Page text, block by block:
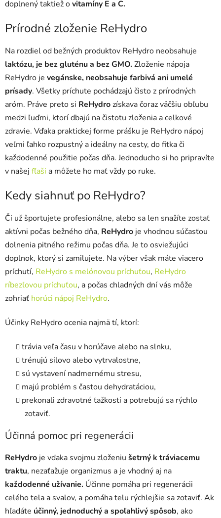
s
doplnený taktiež ovitamíny E a C.
Prírodné zloženie ReHydro
Na rozdiel od bežných produktov ReHydro neobsahuje
laktózu, je bez gluténu a bez GMO. Zloženie nápoja
ReHydro je vegánske, neobsahuje farbivá ani umelé
prísady. Všetky príchute pochádzajú čisto z prírodných
aróm. Práve preto si ReHydrozískava čoraz väčšiu obľubu
medzi ľuďmi, ktorí dbajú na čistotu zloženia a celkové
zdravie. Vďaka praktickej forme prášku je ReHydro nápoj
veľmi ľahko rozpustný a ideálny na cesty, do fitka či
každodenné použitie počas dňa. Jednoducho si ho pripravíte
v našej fľaši a môžete ho mať vždy po ruke.
Kedy siahnuť po ReHydro?
Či už športujete profesionálne, alebo sa len snažíte zostať
aktívni počas bežného dňa, ReHydro je vhodnou súčasťou
dolnenia pitného režimu počas dňa. Je to osviežujúci
doplnok, ktorý si zamilujete. Na výber však máte viacero
príchutí, ReHydro s melónovou príchuťou, ReHydro
ríbezľovou príchuťou, a počas chladných dní vás môže
zohriať horúci nápoj ReHydro.
Účinky ReHydro ocenia najmä tí, ktorí:
trávia veľa času v horúčave alebo na slnku,
trénujú silovo alebo vytrvalostne,
sú vystavení nadmernému stresu,
majú problém s častou dehydratáciou,
prekonali zdravotné ťažkosti a potrebujú sa rýchlo
zotaviť.
Účinná pomoc pri regenerácii
ReHydro je vďaka svojmu zloženiu šetrný k tráviacemu
traktu, nezaťažuje organizmus a je vhodný aj na
každodenné užívanie. Účinne pomáha pri regenerácii
celého tela a svalov, a pomáha telu rýchlejšie sa zotaviť. Ak
hľadáte účinný, jednoduchý a spoľahlivý spôsob, ako